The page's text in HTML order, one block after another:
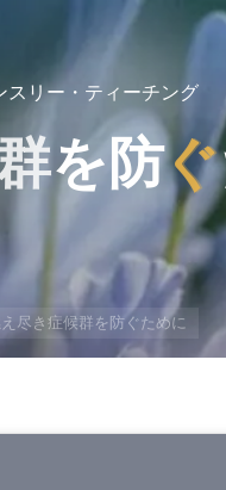
スリー・ティーチング
を 防ぐ
ぐ
尽き症候群を防ぐために